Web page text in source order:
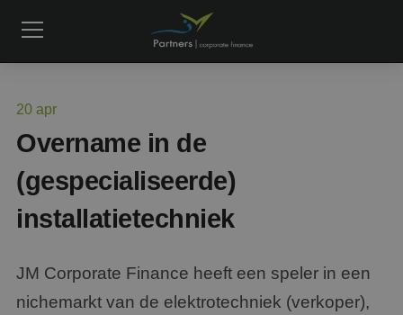
20 apr
Overname in de
(gespecialiseerde)
installatietechniek
JM Corporate Finance heeft een speler in een
nichemarkt van de elektrotechniek (verkoper),